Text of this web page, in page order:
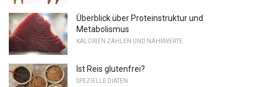
Überblick über Proteinstruktur und
Metabolismus
KALORIEN ZÄHLEN UND NÄHRWERTE
Ist Reis glutenfrei?
SPEZIELLE DIÄTEN